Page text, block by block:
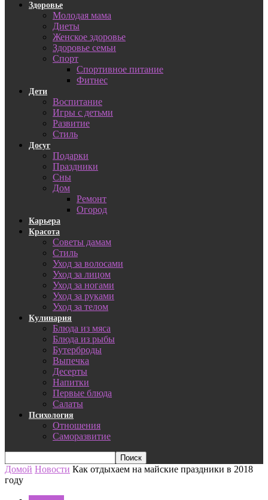
Здоровье
Молодая мама
Диеты
Женское здоровье
Здоровье семьи
Спорт
Спортивное питание
Фитнес
Дети
Воспитание
Игры с детьми
Развитие
Стиль
Досуг
Подарки
Праздники
Сны
Дом
Ремонт
Огород
Карьера
Красота
Советы дамам
Стиль
Уход за волосами
Уход за лицом
Уход за ногами
Уход за руками
Уход за телом
Кулинария
Блюда из мяса
Блюда из рыбы
Бутерброды
Выпечка
Десерты
Напитки
Первые блюда
Салаты
Психология
Отношения
Саморазвитие
Домой Новости Как отдыхаем на майские праздники в 2018
году